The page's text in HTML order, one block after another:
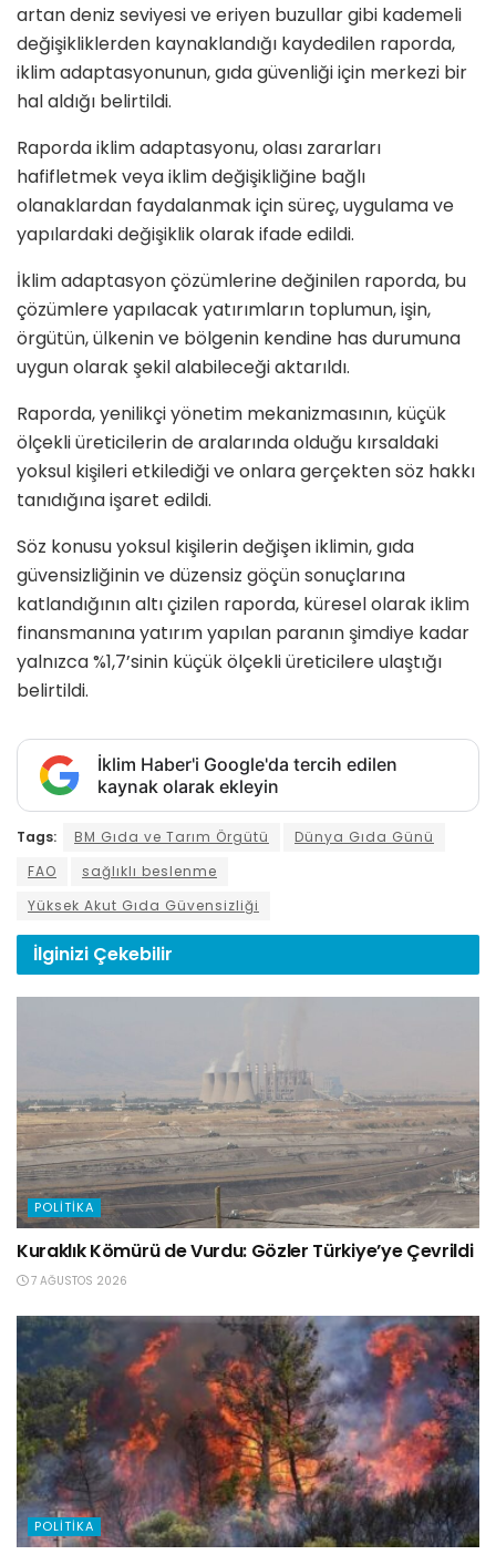
artan deniz seviyesi ve eriyen buzullar gibi kademeli
değişikliklerden kaynaklandığı kaydedilen raporda,
iklim adaptasyonunun, gıda güvenliği için merkezi bir
hal aldığı belirtildi.
Raporda iklim adaptasyonu, olası zararları
hafifletmek veya iklim değişikliğine bağlı
olanaklardan faydalanmak için süreç, uygulama ve
yapılardaki değişiklik olarak ifade edildi.
İklim adaptasyon çözümlerine değinilen raporda, bu
çözümlere yapılacak yatırımların toplumun, işin,
örgütün, ülkenin ve bölgenin kendine has durumuna
uygun olarak şekil alabileceği aktarıldı.
Raporda, yenilikçi yönetim mekanizmasının, küçük
ölçekli üreticilerin de aralarında olduğu kırsaldaki
yoksul kişileri etkilediği ve onlara gerçekten söz hakkı
tanıdığına işaret edildi.
Söz konusu yoksul kişilerin değişen iklimin, gıda
güvensizliğinin ve düzensiz göçün sonuçlarına
katlandığının altı çizilen raporda, küresel olarak iklim
finansmanına yatırım yapılan paranın şimdiye kadar
yalnızca %1,7’sinin küçük ölçekli üreticilere ulaştığı
belirtildi.
İklim Haber'i Google'da tercih edilen
kaynak olarak ekleyin
Tags: BM Gıda ve Tarım Örgütü
Dünya Gıda Günü
FAO
sağlıklı beslenme
Yüksek Akut Gıda Güvensizliği
İlginizi Çekebilir
POLITIKA
Kuraklık Kömürü de Vurdu: Gözler Türkiye’ye Çevrildi
7 AĞUSTOS 2026
POLITIKA